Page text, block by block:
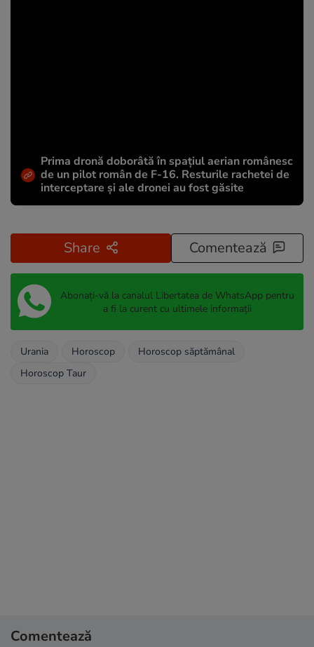
Prima dronă doborâtă în spațiul aerian românesc
de un pilot român de F-16. Resturile rachetei de
interceptare și ale dronei au fost găsite
Share Comentează
Abonați-vă la canalul Libertatea de WhatsApp pentru
a fi la curent cu ultimele informații
Urania Horoscop
Horoscop săptămânal
Horoscop Taur
Comentează